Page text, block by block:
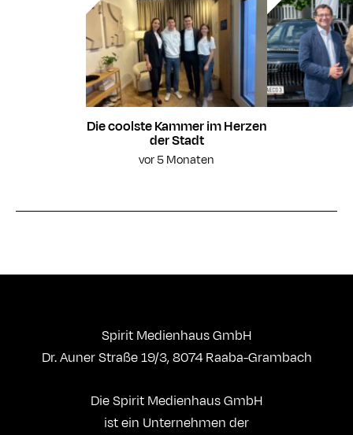
Die coolste Kammer im Herzen
der Stadt
vor 5 Monaten
Spirit Medienhaus GmbH
Dr. Auner Straße 19/3, 8074 Raaba-Grambach
Die Spirit Medienhaus GmbH
ist ein Unternehmen der